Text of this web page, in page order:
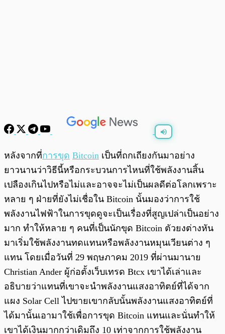
พร้อมเล่น /
หลังจากที่การขุด Bitcoin เป็นที่ถกเถียงกันมาอย่าง
ยาวนานว่าวิธีนี้หรือกระบวนการไหนที่ใช้พลังงานสิ้น
เปลืองเกินไปหรือไม่และอาจจะไม่เป็นผลดีต่อโลกเพราะ
หลาย ๆ ฝ่ายที่ยังไม่เชื่อใน Bitcoin นั้นมองว่าการใช้
พลังงานไฟฟ้าในการขุดดูจะเป็นเรื่องที่สูญเปล่าเป็นอย่าง
มาก ทำให้หลาย ๆ คนที่เป็นนักขุด Bitcoin ตัวยงต่างหัน
มาเริ่มใช้พลังงานทดแทนหรือพลังงานหมุนเวียนต่าง ๆ
แทน โดยเมื่อวันที่ 29 พฤษภาคม 2019 ที่ผ่านมานาย
Christian Ander ผู้ก่อตั้งเว็บเทรด Btcx เขาได้เล่าและ
อธิบายว่าแทนที่เขาจะนำพลังงานแสงอาทิตย์ที่ได้จาก
แผง Solar Cell ไปขายเขากลับนั้นพลังงานแสงอาทิตย์ที่
ได้มานั้นเอามาใช้เพื่อการขุด Bitcoin แทนและนั่นทำให้
เขาได้เงินมากกว่าเดิมถึง 10 เท่าจากการใช้พลังงาน